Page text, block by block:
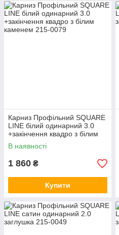
Карниз Профільний SQUARE
LINE білий одинарний 3.0
+закінчення квадро з білим
каменем
В наявності
1 860 ₴
Купити